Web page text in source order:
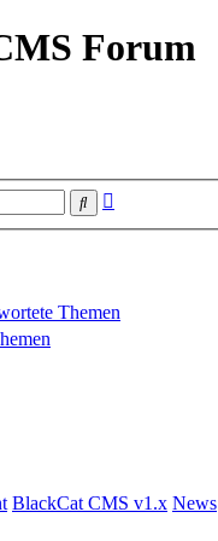
Forum
Suche
Themen
BlackCat CMS v1.x News